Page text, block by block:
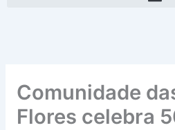
Comunidade
Flores celebra